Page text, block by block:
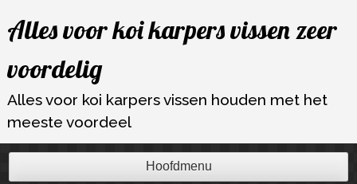
naar
inhoud
Alles voor koi karpers vissen zeer
voordelig
Alles voor koi karpers vissen houden met het
meeste voordeel
Hoofdmenu